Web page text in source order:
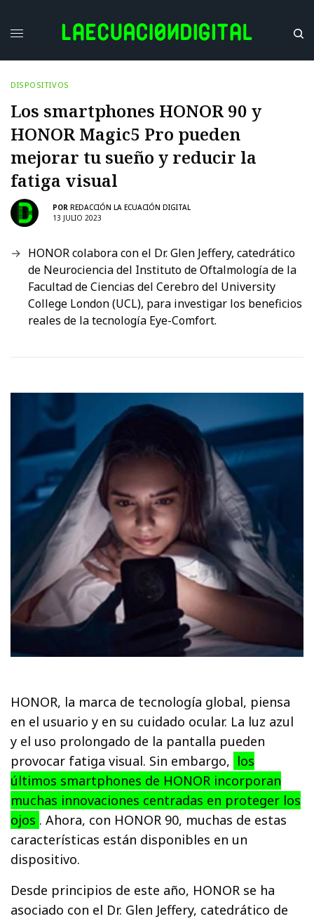
DISPOSITIVOS
Los smartphones HONOR 90 y
HONOR Magic5 Pro pueden
mejorar tu sueño y reducir la
fatiga visual
POR REDACCIÓN LA ECUACIÓN DIGITAL
13 JULIO 2023
HONOR colabora con el Dr. Glen Jeffery, catedrático
de Neurociencia del Instituto de Oftalmología de la
Facultad de Ciencias del Cerebro del University
College London (UCL), para investigar los beneficios
reales de la tecnología Eye-Comfort.
HONOR, la marca de tecnología global, piensa
en el usuario y en su cuidado ocular. La luz azul
y el uso prolongado de la pantalla pueden
provocar fatiga visual. Sin embargo, los
últimos smartphones de HONOR incorporan
muchas innovaciones centradas en proteger los
ojos . Ahora, con HONOR 90, muchas de estas
características están disponibles en un
dispositivo.
Desde principios de este año, HONOR se ha
asociado con el Dr. Glen Jeffery, catedrático de